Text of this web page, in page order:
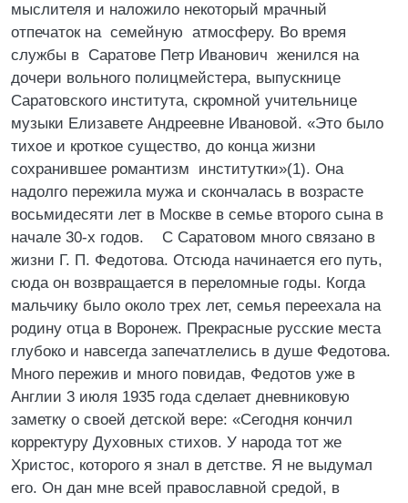
мыслителя и наложило некоторый мрачный
отпечаток на семейную атмосферу. Во время
службы в Саратове Петр Иванович женился на
дочери вольного полицмейстера, выпускнице
Саратовского института, скромной учительнице
музыки Елизавете Андреевне Ивановой. «Это было
тихое и кроткое существо, до конца жизни
сохранившее романтизм институтки»(1). Она
надолго пережила мужа и скончалась в возрасте
восьмидесяти лет в Москве в семье второго сына в
начале 30-х годов. С Саратовом много связано в
жизни Г. П. Федотова. Отсюда начинается его путь,
сюда он возвращается в переломные годы. Когда
мальчику было около трех лет, семья переехала на
родину отца в Воронеж. Прекрасные русские места
глубоко и навсегда запечатлелись в душе Федотова.
Много пережив и много повидав, Федотов уже в
Англии 3 июля 1935 года сделает дневниковую
заметку о своей детской вере: «Сегодня кончил
корректуру Духовных стихов. У народа тот же
Христос, которого я знал в детстве. Я не выдумал
его. Он дан мне всей православной средой, в